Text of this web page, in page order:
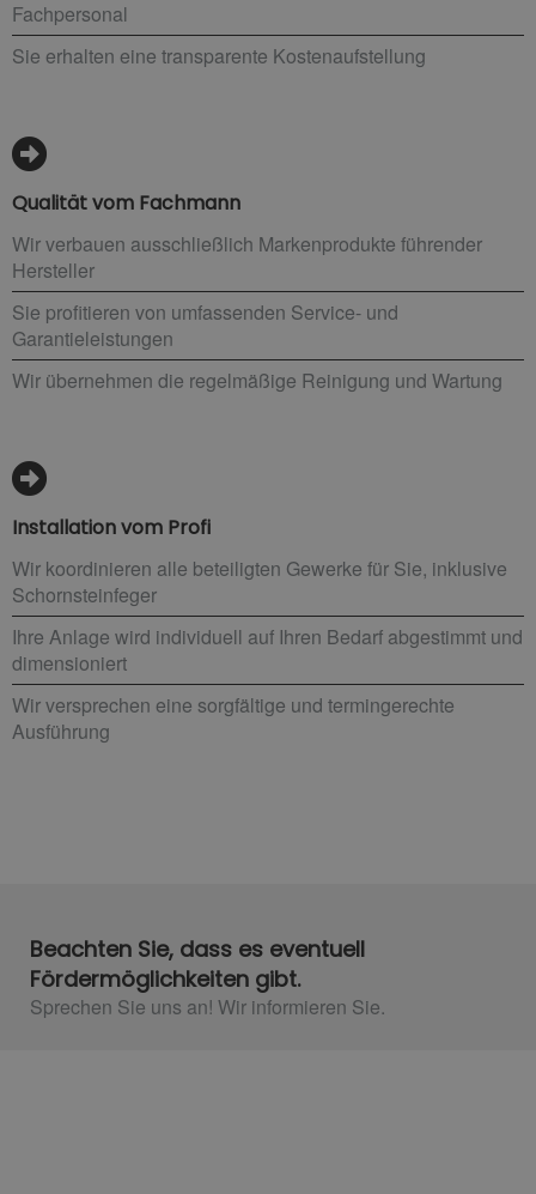
Fachpersonal
Sie erhalten eine transparente Kostenaufstellung
Qualität vom Fachmann
Wir verbauen ausschließlich Markenprodukte führender
Hersteller
Sie profitieren von umfassenden Service- und
Garantieleistungen
Wir übernehmen die regelmäßige Reinigung und Wartung
Installation vom Profi
Wir koordinieren alle beteiligten Gewerke für Sie, inklusive
Schornsteinfeger
Ihre Anlage wird individuell auf Ihren Bedarf abgestimmt und
dimensioniert
Wir versprechen eine sorgfältige und termingerechte
Ausführung
Beachten Sie, dass es eventuell
Fördermöglichkeiten gibt.
Sprechen Sie uns an! Wir informieren Sie.​